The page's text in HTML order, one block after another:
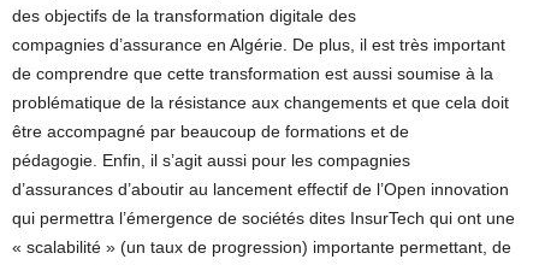
des objectifs de la transformation digitale des
compagnies d’assurance en Algérie. De plus, il est très important
de comprendre que cette transformation est aussi soumise à la
problématique de la résistance aux changements et que cela doit
être accompagné par beaucoup de formations et de
pédagogie. Enfin, il s’agit aussi pour les compagnies
d’assurances d’aboutir au lancement effectif de l’Open innovation
qui permettra l’émergence de sociétés dites InsurTech qui ont une
« scalabilité » (un taux de progression) importante permettant, de